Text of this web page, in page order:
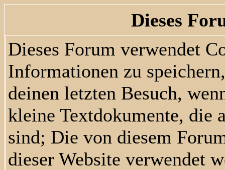
Dieses
Dieses Forum verwendet
Informationen zu
deinen letzten Besuch,
kleine Textdokumente, die
sind; Die von diesem
dieser Website verwendet